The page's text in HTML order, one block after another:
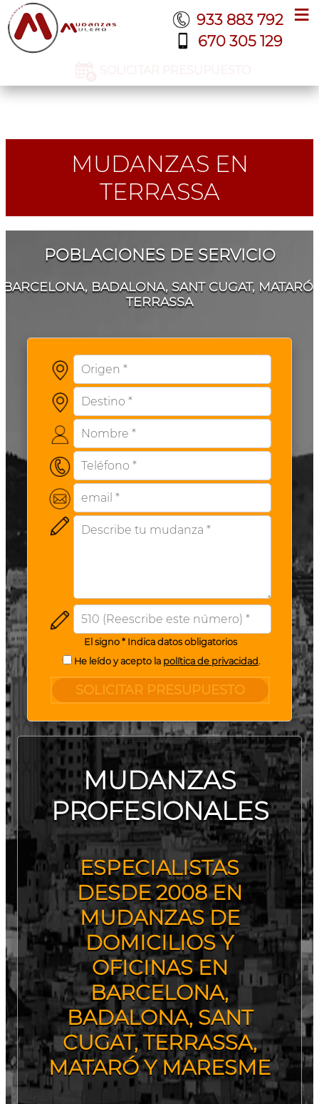
933 883 792
670 305 129
≡
MUDANZAS EN
TERRASSA
POBLACIONES DE SERVICIO
BARCELONA, BADALONA, SANT CUGAT, MATARÓ,
TERRASSA
El signo * Indica datos obligatorios
He leído y acepto la política de privacidad.
SOLICITAR PRESUPUESTO
MUDANZAS
PROFESIONALES
ESPECIALISTAS
DESDE 2008 EN
MUDANZAS DE
DOMICILIOS Y
OFICINAS EN
BARCELONA,
BADALONA, SANT
CUGAT, TERRASSA,
MATARÓ Y MARESME